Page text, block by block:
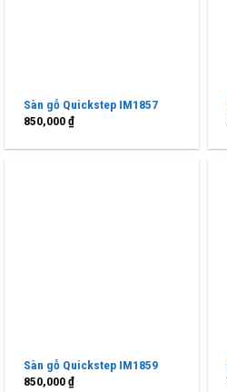
Sàn gỗ Quickstep IM1857
850,000₫
Sàn gỗ Quickstep IM1859
850,000₫